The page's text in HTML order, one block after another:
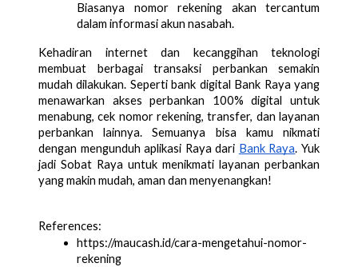
Biasanya nomor rekening akan tercantum
dalam informasi akun nasabah.
Kehadiran internet dan kecanggihan teknologi
membuat berbagai transaksi perbankan semakin
mudah dilakukan. Seperti bank digital Bank Raya yang
menawarkan akses perbankan 100% digital untuk
menabung, cek nomor rekening, transfer, dan layanan
perbankan lainnya. Semuanya bisa kamu nikmati
dengan mengunduh aplikasi Raya dari Bank Raya. Yuk
jadi Sobat Raya untuk menikmati layanan perbankan
yang makin mudah, aman dan menyenangkan!
References:
https://maucash.id/cara-mengetahui-nomor-
rekening